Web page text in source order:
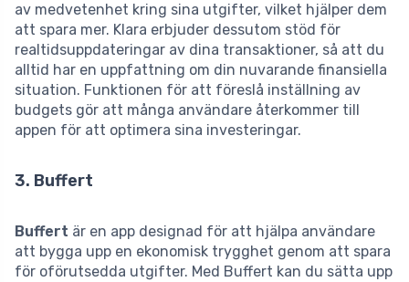
av medvetenhet kring sina utgifter, vilket hjälper dem
att spara mer. Klara erbjuder dessutom stöd för
realtidsuppdateringar av dina transaktioner, så att du
alltid har en uppfattning om din nuvarande finansiella
situation. Funktionen för att föreslå inställning av
budgets gör att många användare återkommer till
appen för att optimera sina investeringar.
3. Buffert
Buffert är en app designad för att hjälpa användare
att bygga upp en ekonomisk trygghet genom att spara
för oförutsedda utgifter. Med Buffert kan du sätta upp